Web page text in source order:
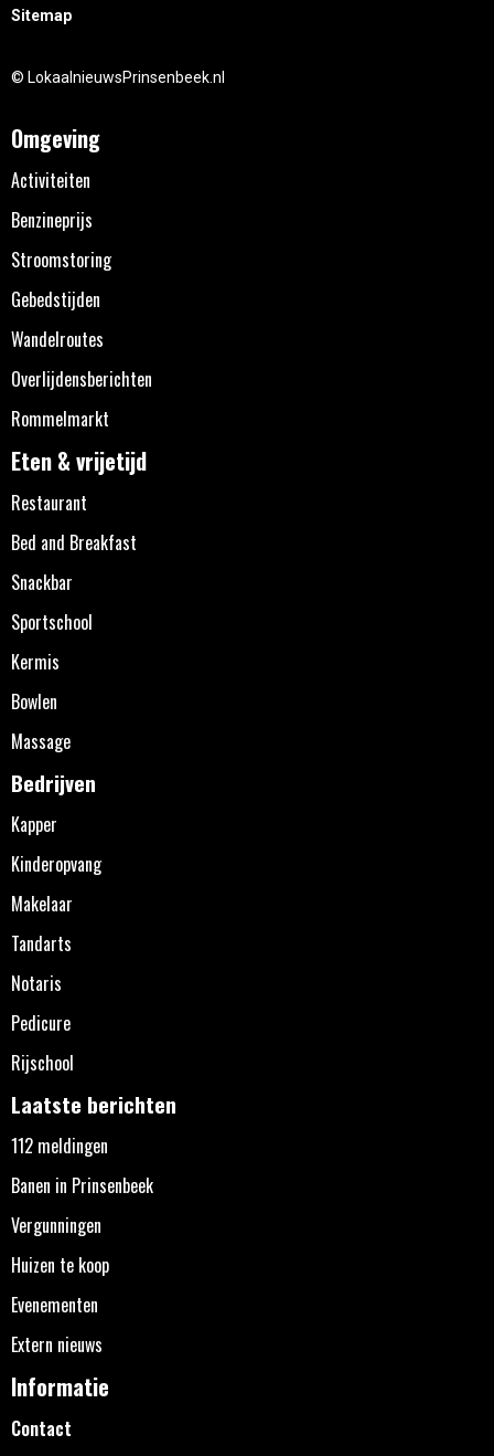
Sitemap
© LokaalnieuwsPrinsenbeek.nl
Omgeving
Activiteiten
Benzineprijs
Stroomstoring
Gebedstijden
Wandelroutes
Overlijdensberichten
Rommelmarkt
Eten & vrijetijd
Restaurant
Bed and Breakfast
Snackbar
Sportschool
Kermis
Bowlen
Massage
Bedrijven
Kapper
Kinderopvang
Makelaar
Tandarts
Notaris
Pedicure
Rijschool
Laatste berichten
112 meldingen
Banen in Prinsenbeek
Vergunningen
Huizen te koop
Evenementen
Extern nieuws
Informatie
Contact